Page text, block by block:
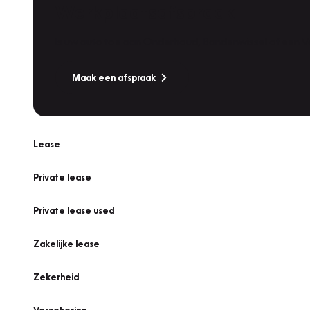
Maak een afspraak
Lease
Private lease
Private lease used
Zakelijke lease
Zekerheid